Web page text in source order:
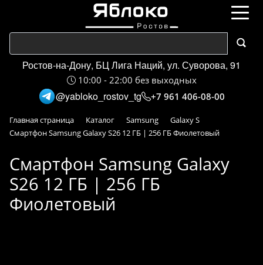
Ростов-на-Дону, БЦ Лига Наций, ул. Суворова, 91
10:00 - 22:00 без выходных
@yabloko_rostov_tg +7 961 406-08-00
Главная страница Каталог Samsung
Galaxy S
Смартфон Samsung Galaxy S26 12 ГБ | 256 ГБ Фиолетовый
Смартфон Samsung Galaxy
S26 12 ГБ | 256 ГБ
Фиолетовый